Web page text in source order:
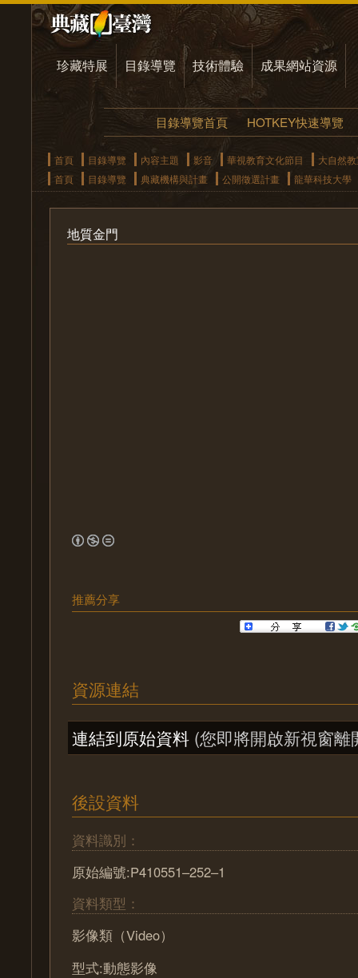
珍藏特展 目錄導覽 技術體驗 成果網站資源
目錄導覽首頁 HOTKEY快速導覽
首頁 目錄導覽 內容主題 影音 華視教育文化節目
大自然
首頁
目錄導覽 典藏機構與計畫 公開徵選計畫 龍華科技大學
地質金門
推薦分享
資源連結
連結到原始資料 (您即將開啟新視窗離
後設資料
資料識別：
原始編號:P410551–252–1
資料類型：
影像類（Video）
型式:動態影像